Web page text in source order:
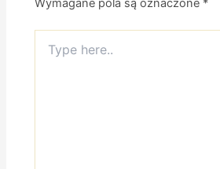
Wymagane pola są oznaczone *
here..